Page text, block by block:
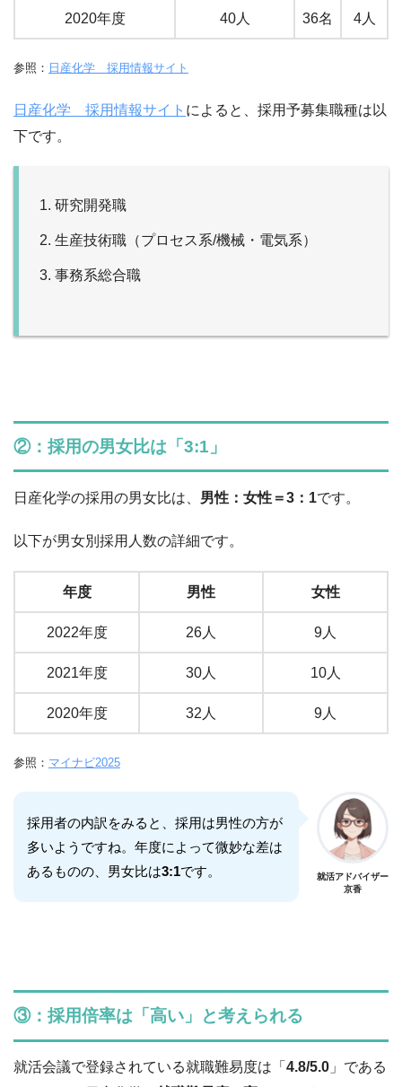
2020年度 40人 36名 4人
参照： 日産化学 採用情報サイト
日産化学 採用情報サイト によると、採用予募集職種は以
下です。
研究開発職
生産技術職（プロセス系/機械・電気系）
事務系総合職
②：採用の男女比は「3:1」
日産化学の採用の男女比は、 男性：女性＝3：1です。
以下が男女別採用人数の詳細です。
年度 男性 女性
2022年度 26人 9人
2021年度 30人 10人
2020年度 32人 9人
参照： マイナビ2025
採用者の内訳をみると、採用は男性の方が
多いようですね。年度によって微妙な差は
あるものの、男女比は3:1です。
就活アドバイザー
京香
③：採用倍率は「高い」と考えられる
就活会議で登録されている就職難易度は「 4.8/5.0 」である